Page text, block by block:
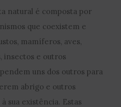
natural é composta por
que coexistem e
mamíferos, aves,
insectos e outros
uns dos outros para
abrigo e outros
sua existência. Estas